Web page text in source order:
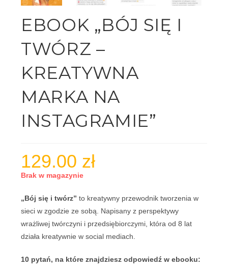
EBOOK „BÓJ SIĘ I
TWÓRZ –
KREATYWNA
MARKA NA
INSTAGRAMIE”
129.00 zł
Brak w magazynie
„Bój się i twórz” to kreatywny przewodnik tworzenia w
sieci w zgodzie ze sobą. Napisany z perspektywy
wrażliwej twórczyni i przedsiębiorczymi, która od 8 lat
działa kreatywnie w social mediach.
10 pytań, na które znajdziesz odpowiedź w ebooku: